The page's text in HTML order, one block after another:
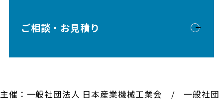
ご相談・お見積り
主催：一般社団法人 日本産業機械工業会 / 一般社団